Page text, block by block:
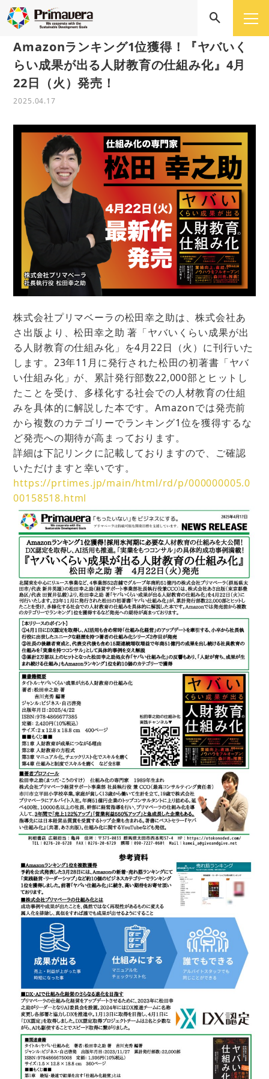
Amazonランキング1位獲得！『ヤバいく
らい成果が出る人財教育の仕組み化』4月
22日（火）発売！
2025.04.17
株式会社プリマベーラの松田幸之助は、株式会社あ
さ出版より、松田幸之助 著「ヤバいくらい成果が出
る人財教育の仕組み化」を4月22日（火）に刊行いた
します。23年11月に発行された松田の初著書「ヤバ
い仕組み化」が、累計発行部数22,000部とヒットし
たことを受け、多様化する社会での人材教育の仕組
みを具体的に解説した本です。Amazonでは発売前
から複数のカテゴリーでランキング1位を獲得するな
ど発売への期待が高まっております。
詳細は下記リンクに記載しておりますので、ご確認
いただけますと幸いです。
https://prtimes.jp/main/html/rd/p/000000005.0
00158518.html